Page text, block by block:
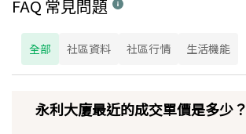
FAQ 常見問題
全部 社區資料 社區行情 生活機能
永利大廈最近的成交單價是多少？